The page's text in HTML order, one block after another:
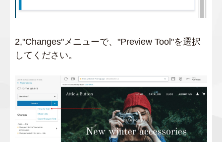
2,"Changes"メニューで、"Preview Tool"を選択
してください。